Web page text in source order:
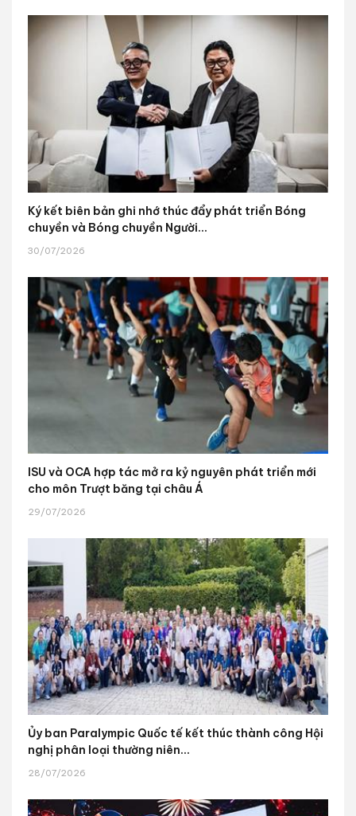
Ký kết biên bản ghi nhớ thúc đẩy phát triển Bóng
chuyền và Bóng chuyền Người...
30/07/2026
ISU và OCA hợp tác mở ra kỷ nguyên phát triển mới
cho môn Trượt băng tại châu Á
29/07/2026
Ủy ban Paralympic Quốc tế kết thúc thành công Hội
nghị phân loại thường niên...
28/07/2026